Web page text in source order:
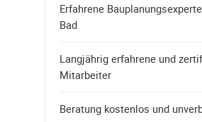
Erfahrene
Bad
Langjährig erfahrene und
Mitarbeiter
Beratung kostenlos und